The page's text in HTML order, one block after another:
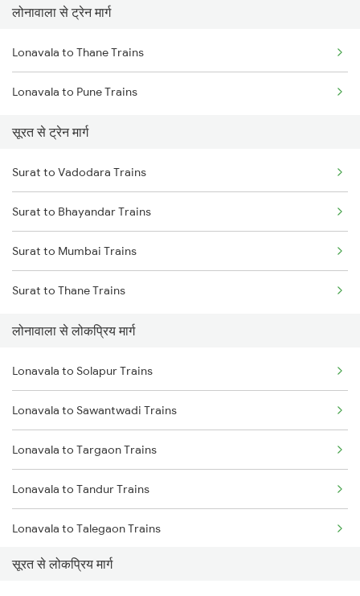
Mumbai to Pune Trains
Delhi to Jammu Trains
Mumbai to Delhi Trains
Mumbai to Goa Trains
Chennai to Coimbatore Trains
लोनावाला से ट्रेन मार्ग
Lonavala to Thane Trains
Lonavala to Pune Trains
सूरत से ट्रेन मार्ग
Surat to Vadodara Trains
Surat to Bhayandar Trains
Surat to Mumbai Trains
Surat to Thane Trains
लोनावाला से लोकप्रिय मार्ग
Lonavala to Solapur Trains
Lonavala to Sawantwadi Trains
Lonavala to Targaon Trains
Lonavala to Tandur Trains
Lonavala to Talegaon Trains
Lonavala to Thane Trains
सूरत से लोकप्रिय मार्ग